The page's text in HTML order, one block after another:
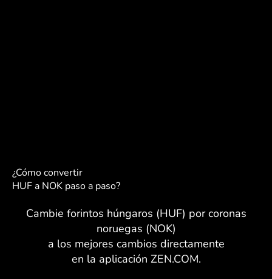
¿Cómo convertir
HUF a NOK paso a paso?
Cambie forintos húngaros (HUF) por coronas
noruegas (NOK)
a los mejores cambios directamente
en la aplicación ZEN.COM.